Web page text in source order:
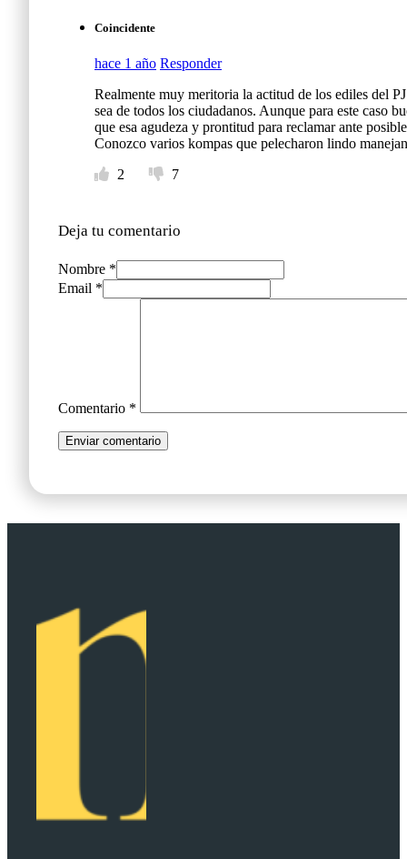
Coincidente
hace 1 año Responder
Realmente muy meritoria la actitud de los ediles del
sea de todos los ciudadanos. Aunque para este caso
que esa agudeza y prontitud para reclamar ante
Conozco varios kompas que pelecharon lindo
2
7
Deja tu comentario
Nombre *
Email *
Comentario *